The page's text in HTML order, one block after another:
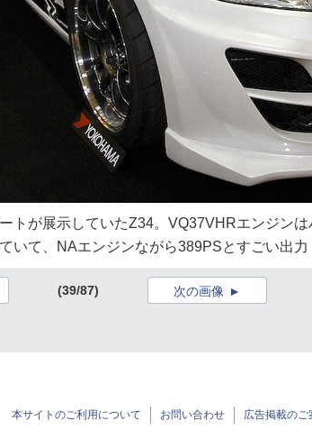
トが展示していたZ34。VQ37VHRエンジン
いて、NAエンジンながら389PSとすごい出力
(39/87) 次の画像
本サイトのご利用について お問い合わせ 広告掲載のご